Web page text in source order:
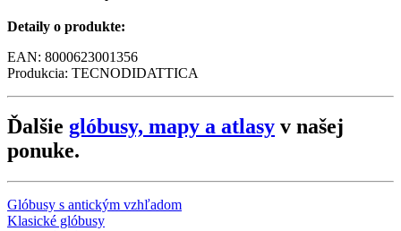
Detaily o produkte:
EAN: 8000623001356
Produkcia: TECNODIDATTICA
Ďalšie glóbusy, mapy a atlasy v našej
ponuke.
Glóbusy s antickým vzhľadom
Klasické glóbusy